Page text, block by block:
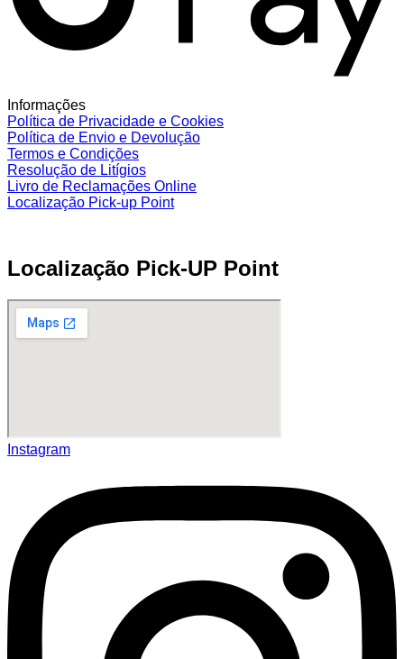
Informações
Política de Privacidade e Cookies
Política de Envio e Devolução
Termos e Condições
Resolução de Litígios
Livro de Reclamações Online
Localização Pick-up Point
Localização Pick-UP Point
Instagram